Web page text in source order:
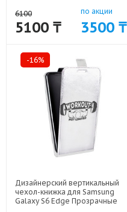
18333
6100
5100 ₸
по акции
3500 ₸
-16%
Дизайнерский вертикальный
чехол-книжка для Samsung
Galaxy S6 Edge Прозрачные